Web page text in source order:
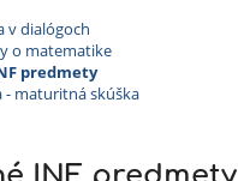
v dialógoch
o matematike
predmety
maturitná skúška